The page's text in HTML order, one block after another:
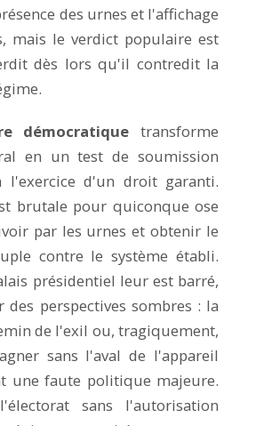
des urnes et l'affichage
mais le verdict populaire est
dès lors qu'il contredit la
démocratique transforme
en un test de soumission
l'exercice d'un droit garanti.
brutale pour quiconque ose
par les urnes et obtenir le
contre le système établi.
présidentiel leur est barré,
des perspectives sombres : la
de l'exil ou, tragiquement,
sans l'aval de l'appareil
une faute politique majeure.
sans l'autorisation